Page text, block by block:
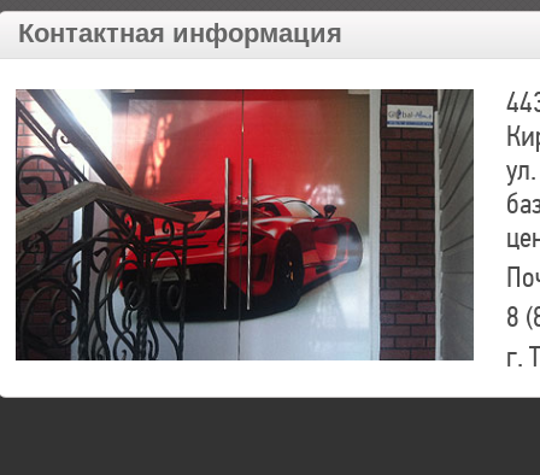
Контактная информация
8
г.
8